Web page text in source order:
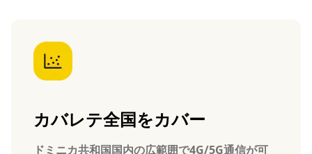
カバレテ全国をカバー
ドミニカ共和国国内の広範囲で4G/5G通信が可